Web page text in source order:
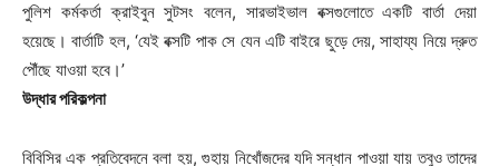
পুলিশ কর্মকর্তা ক্রাইবুন সুটসং বলেন, সারভাইভাল বক্সগুলোতে একটি বার্তা দেয়া
হয়েছে। বার্তাটি হল, ‘যেই বক্সটি পাক সে যেন এটি বাইরে ছুড়ে দেয়, সাহায্য নিয়ে দ্রুত
পৌঁছে যাওয়া হবে।’
উদ্ধার পরিকল্পনা
বিবিসির এক প্রতিবেদনে বলা হয়, গুহায় নিখোঁজদের যদি সন্ধান পাওয়া যায় তবুও তাদের